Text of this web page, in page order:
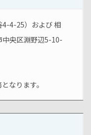
4-4-25）および 相
中央区淵野辺5-10-
なります。